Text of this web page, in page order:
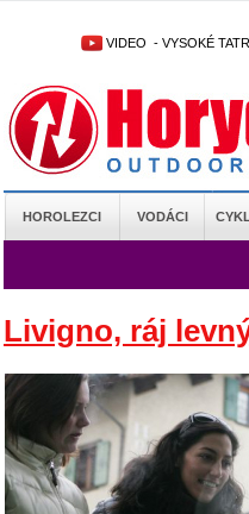
VIDEO - VYSOKÉ
HOROLEZCI VODÁCI
Livigno, ráj